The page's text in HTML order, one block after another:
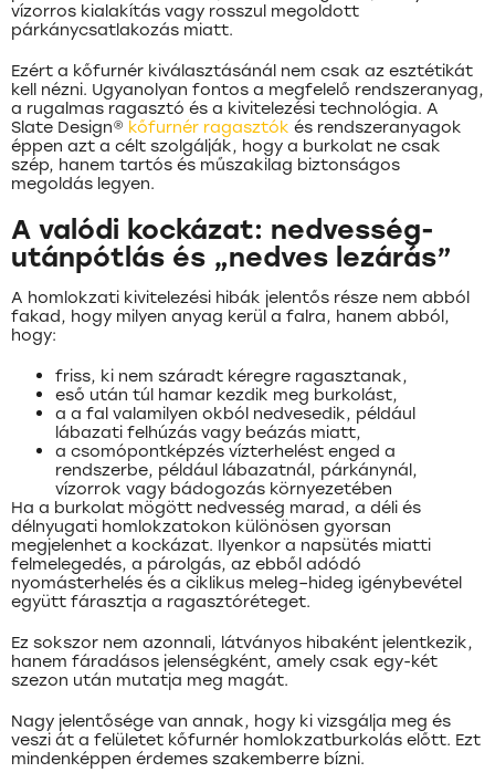
vízorros kialakítás vagy rosszul megoldott
párkánycsatlakozás miatt.
Ezért a kőfurnér kiválasztásánál nem csak az esztétikát
kell nézni. Ugyanolyan fontos a megfelelő rendszeranyag,
a rugalmas ragasztó és a kivitelezési technológia. A
Slate Design® kőfurnér ragasztók és rendszeranyagok
éppen azt a célt szolgálják, hogy a burkolat ne csak
szép, hanem tartós és műszakilag biztonságos
megoldás legyen.
A valódi kockázat: nedvesség-
utánpótlás és „nedves lezárás”
A homlokzati kivitelezési hibák jelentős része nem abból
fakad, hogy milyen anyag kerül a falra, hanem abból,
hogy:
friss, ki nem száradt kéregre ragasztanak,
eső után túl hamar kezdik meg burkolást,
a a fal valamilyen okból nedvesedik, például
lábazati felhúzás vagy beázás miatt,
a csomópontképzés vízterhelést enged a
rendszerbe, például lábazatnál, párkánynál,
vízorrok vagy bádogozás környezetében
Ha a burkolat mögött nedvesség marad, a déli és
délnyugati homlokzatokon különösen gyorsan
megjelenhet a kockázat. Ilyenkor a napsütés miatti
felmelegedés, a párolgás, az ebből adódó
nyomásterhelés és a ciklikus meleg–hideg igénybevétel
együtt fárasztja a ragasztóréteget.
Ez sokszor nem azonnali, látványos hibaként jelentkezik,
hanem fáradásos jelenségként, amely csak egy-két
szezon után mutatja meg magát.
Nagy jelentősége van annak, hogy ki vizsgálja meg és
veszi át a felületet kőfurnér homlokzatburkolás előtt. Ezt
mindenképpen érdemes szakemberre bízni.